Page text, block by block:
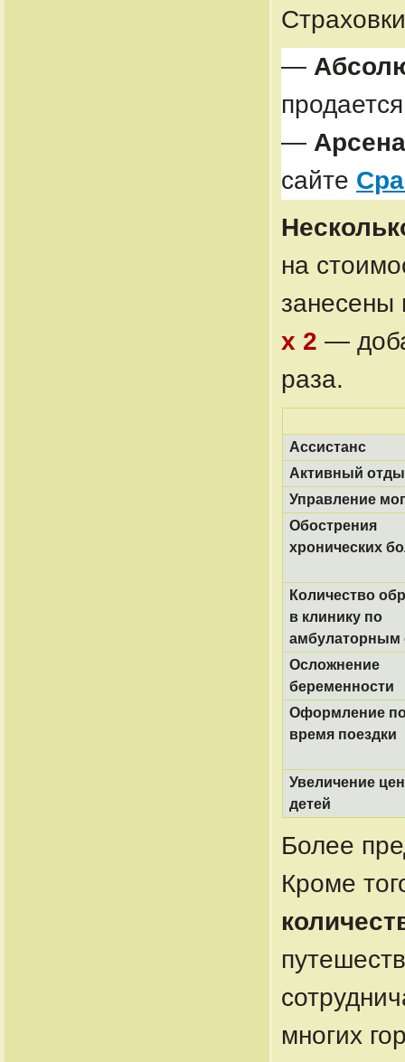
—
—
сайте
на
занесены
x 2 —
раза.
Ассистанс
Активный
Управление
Обострения
хронических
Количество
в клинику по
амбулаторным
Осложнение
беременности
Оформление
время поездки
Увеличение
детей
Более
Кроме
многих